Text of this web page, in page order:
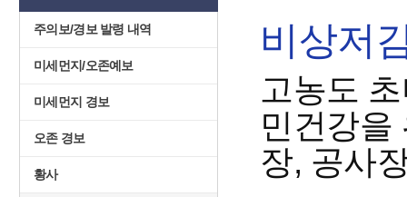
주의보/경보 발령 내역
미세먼지/오존예보
미세먼지 경보
오존 경보
황사
비상저
고농도
민건강을
장, 공사